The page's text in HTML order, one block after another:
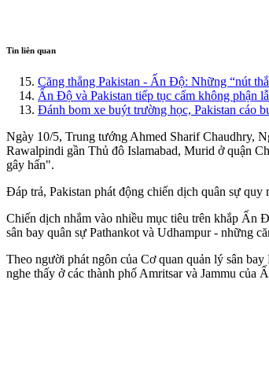
Tin liên quan
Căng thẳng Pakistan - Ấn Độ: Những “nút
Ấn Độ và Pakistan tiếp tục cấm không phận
Đánh bom xe buýt trường học, Pakistan cáo
Ngày 10/5, Trung tướng Ahmed Sharif Chaudhry,
Rawalpindi gần Thủ đô Islamabad, Murid ở quận
gây hấn".
Đáp trả, Pakistan phát động chiến dịch quân sự
Chiến dịch nhắm vào nhiều mục tiêu trên khắp Ấn
sân bay quân sự Pathankot và Udhampur - những
Theo người phát ngôn của Cơ quan quản lý sân
nghe thấy ở các thành phố Amritsar và Jammu của